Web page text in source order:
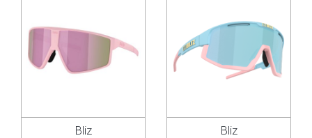
Bliz Bliz